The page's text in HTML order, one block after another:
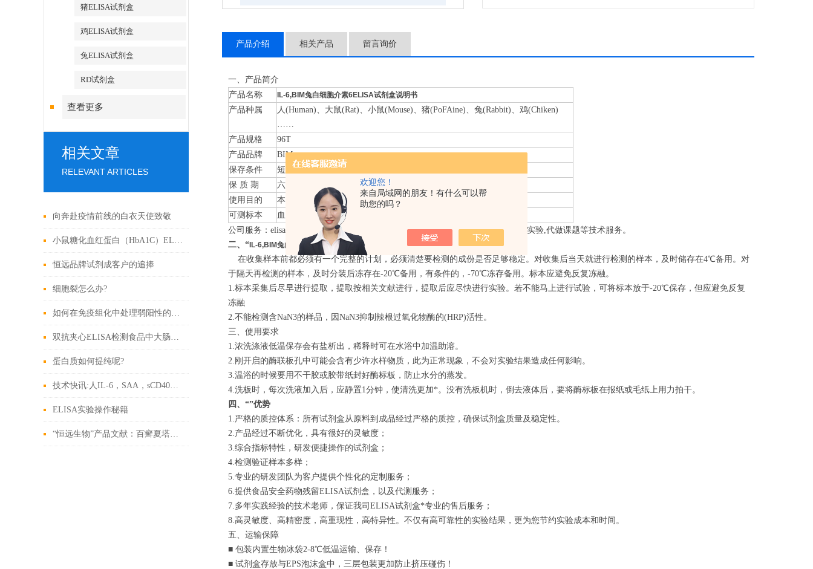
欢迎您！
来自局域网的朋友！有什么可以帮
助您的吗？
猪ELISA试剂盒
鸡ELISA试剂盒
兔ELISA试剂盒
RD试剂盒
查看更多
相关文章
RELEVANT ARTICLES
向奔赴疫情前线的白衣天使致敬
小鼠糖化血红蛋白（HbA1C）ELISA实验说明书
恒远品牌试剂成客户的追捧
细胞裂怎么办?
如何在免疫组化中处理弱阳性的问题
双抗夹心ELISA检测食品中大肠杆菌O157-H7研究探讨
蛋白质如何提纯呢?
技术快讯:人IL-6，SAA，sCD40L ELISA试剂盒引用文献
ELISA实验操作秘籍
“恒远生物”产品文献：百癣夏塔热辅助治疗寻常痤疮
产品介绍 相关产品 留言询价
一、产品简介
产品名称
IL-6,BIM兔白细胞介素6ELISA试剂盒说明书
产品种属 人(Human)、大鼠(Rat)、小鼠(Mouse)、猪(PoFAine)、兔(Rabbit)、鸡(Chiken)
……
产品规格
96T
产品品牌
BIM
保存条件
短期4℃/长期-20℃保存
保 质 期
六个月
使用目的
本试剂盒用于测定血清、血浆及相关液体样本中产品含量。
可测标本
血清、血浆、尿液、胸腹水、脑脊液、细胞培养上清等。
公司服务：elisa试剂盒销售,elisa实验外包,elisa技术指导,操作指导,elisa试剂盒代做实验,代做课题等技术服务。
二、“ IL-6,BIM兔白细胞介素6ELISA试剂盒说明书
”标本要求
在收集样本前都必须有一个完整的计划，必须清楚要检测的成份是否足够稳定。对收集后当天就进行检测的样本，及时储存在4℃备用。对
于隔天再检测的样本，及时分装后冻存在-20℃备用，有条件的，-70℃冻存备用。标本应避免反复冻融。
1.标本采集后尽早进行提取，提取按相关文献进行，提取后应尽快进行实验。若不能马上进行试验，可将标本放于-20℃保存，但应避免反复
冻融
2.不能检测含NaN3的样品，因NaN3抑制辣根过氧化物酶的(HRP)活性。
三、使用要求
1.浓洗涤液低温保存会有盐析出，稀释时可在水浴中加温助溶。
2.刚开启的酶联板孔中可能会含有少许水样物质，此为正常现象，不会对实验结果造成任何影响。
3.温浴的时候要用不干胶或胶带纸封好酶标板，防止水分的蒸发。
4.洗板时，每次洗液加入后，应静置1分钟，使清洗更加*。没有洗板机时，倒去液体后，要将酶标板在报纸或毛纸上用力拍干。
四、“”优势
1.严格的质控体系：所有试剂盒从原料到成品经过严格的质控，确保试剂盒质量及稳定性。
2.产品经过不断优化，具有很好的灵敏度；
3.综合指标特性，研发便捷操作的试剂盒；
4.检测验证样本多样；
5.专业的研发团队为客户提供个性化的定制服务；
6.提供食品安全药物残留ELISA试剂盒，以及代测服务；
7.多年实践经验的技术老师，保证我司 ELISA试剂盒*专业的售后服务；
8.高灵敏度、高精密度，高重现性，高特异性。不仅有高可靠性的实验结果，更为您节约实验成本和时间。
五、运输保障
■ 包装内置生物冰袋2-8℃低温运输、保存！
■ 试剂盒存放与EPS泡沫盒中，三层包装更加防止挤压碰伤！